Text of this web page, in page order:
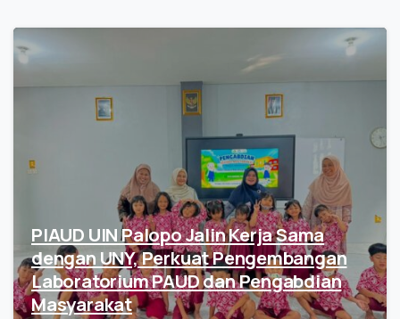
PIAUD UIN Palopo Jalin Kerja Sama
dengan UNY, Perkuat Pengembangan
Laboratorium PAUD dan Pengabdian
Masyarakat